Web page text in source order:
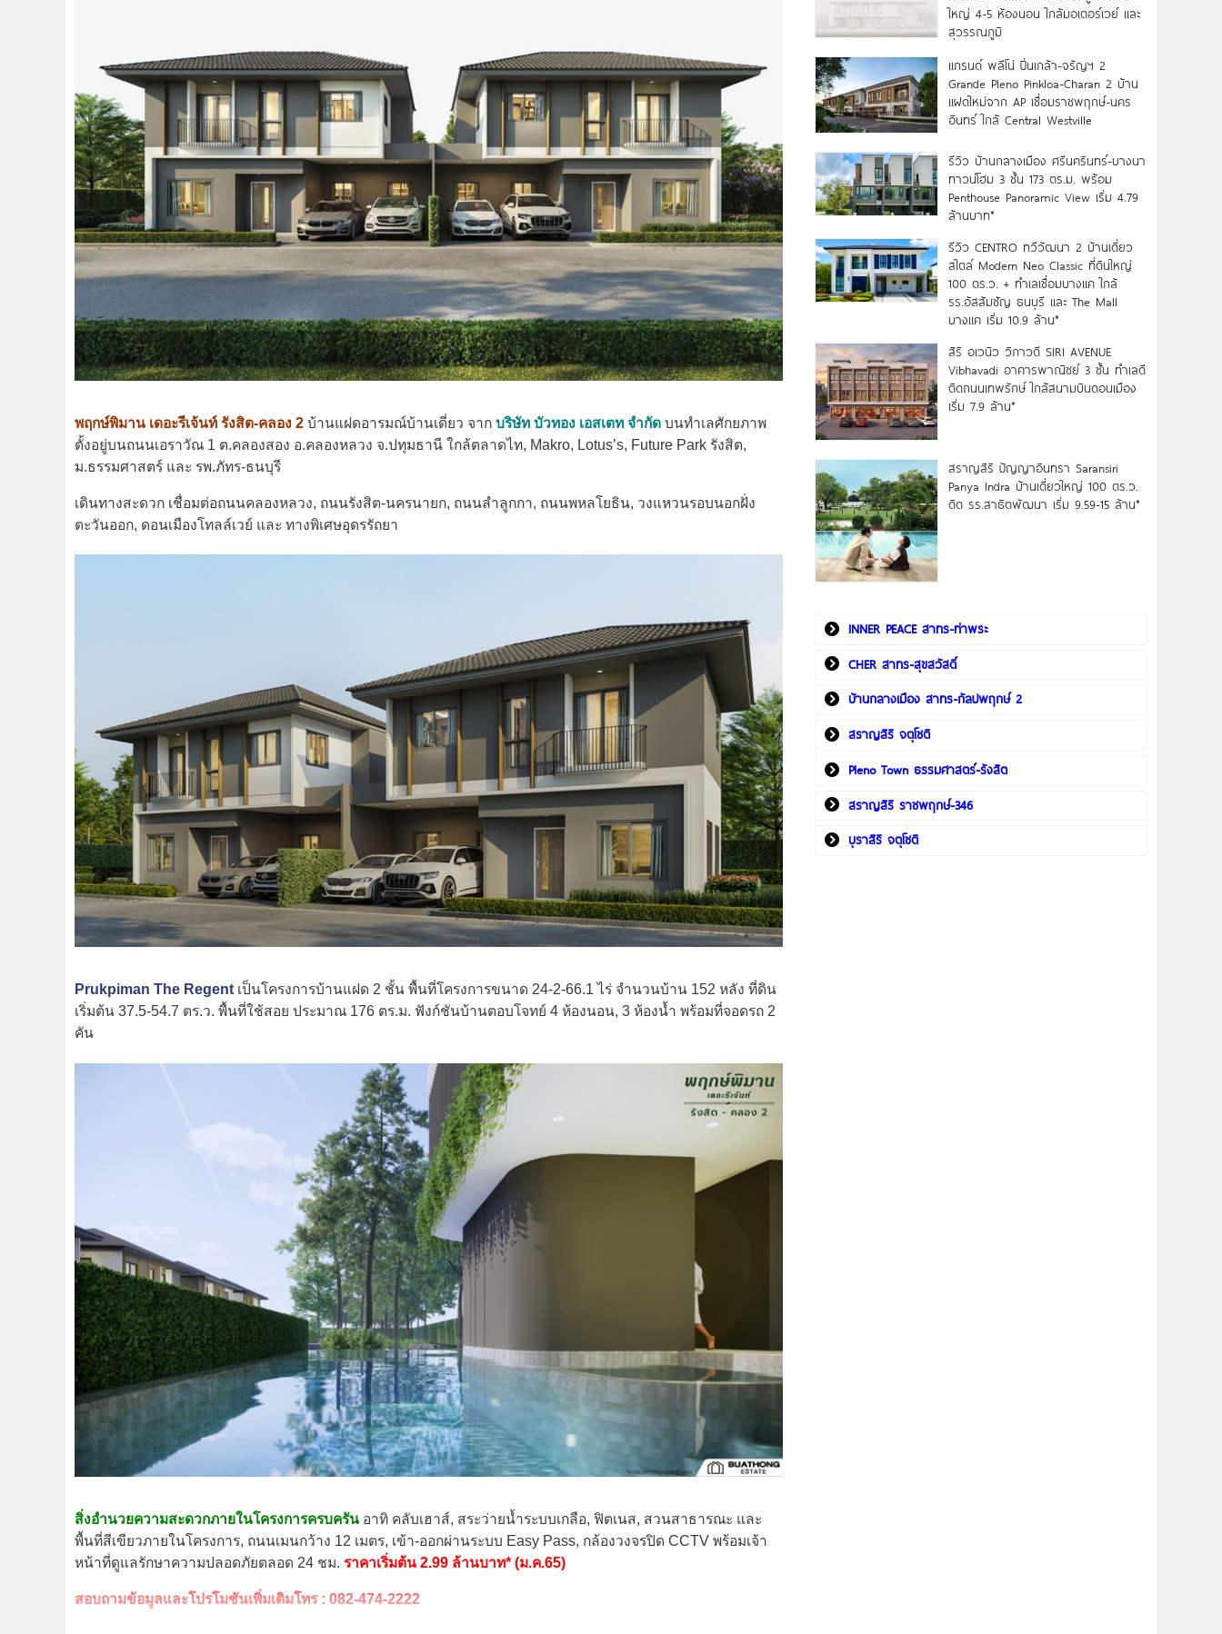
พฤกษ์พิมาน เดอะรีเจ้นท์ รังสิต-คลอง 2 บ้านแฝดอารมณ์บ้านเดี่ยว จาก บริษัท บัวทอง เอสเตท จำกัด บนทำเลศักยภาพ
ตั้งอยู่บนถนนเอราวัณ 1 ต.คลองสอง อ.คลองหลวง จ.ปทุมธานี ใกล้ตลาดไท, Makro, Lotus’s, Future Park รังสิต,
ม.ธรรมศาสตร์ และ รพ.ภัทร-ธนบุรี
เดินทางสะดวก เชื่อมต่อถนนคลองหลวง, ถนนรังสิต-นครนายก, ถนนลำลูกกา, ถนนพหลโยธิน, วงแหวนรอบนอกฝั่ง
ตะวันออก, ดอนเมืองโทลล์เวย์ และ ทางพิเศษอุดรรัถยา
Prukpiman The Regent เป็นโครงการบ้านแฝด 2 ชั้น พื้นที่โครงการขนาด 24-2-66.1 ไร่ จำนวนบ้าน 152 หลัง ที่ดิน
เริ่มต้น 37.5-54.7 ตร.ว. พื้นที่ใช้สอย ประมาณ 176 ตร.ม. ฟังก์ชันบ้านตอบโจทย์ 4 ห้องนอน, 3 ห้องน้ำ พร้อมที่จอดรถ 2
คัน
สิ่งอำนวยความสะดวกภายในโครงการครบครัน อาทิ คลับเฮาส์, สระว่ายน้ำระบบเกลือ, ฟิตเนส, สวนสาธารณะ และ
พื้นที่สีเขียวภายในโครงการ, ถนนเมนกว้าง 12 เมตร, เข้า-ออกผ่านระบบ Easy Pass, กล้องวงจรปิด CCTV พร้อมเจ้า
หน้าที่ดูแลรักษาความปลอดภัยตลอด 24 ชม. ราคาเริ่มต้น 2.99 ล้านบาท* (ม.ค.65)
สอบถามข้อมูลและโปรโมชันเพิ่มเติมโทร : 082-474-2222
ใหญ่ 4-5 ห้องนอน ใกล้มอเตอร์เวย์ และ
สุวรรณภูมิ
แกรนด์ พลีโน่ ปิ่นเกล้า-จรัญฯ 2
Grande Pleno Pinkloa-Charan 2 บ้าน
แฝดใหม่จาก AP เชื่อมราชพฤกษ์-นคร
อินทร์ ใกล้ Central Westville
รีวิว บ้านกลางเมือง ศรีนครินทร์-บางนา
ทาวน์โฮม 3 ชั้น 173 ตร.ม. พร้อม
Penthouse Panoramic View เริ่ม 4.79
ล้านบาท*
รีวิว CENTRO ทวีวัฒนา 2 บ้านเดี่ยว
สไตล์ Modern Neo Classic ที่ดินใหญ่
100 ตร.ว. + ทำเลเชื่อมบางแค ใกล้
รร.อัสสัมชัญ ธนบุรี และ The Mall
บางแค เริ่ม 10.9 ล้าน*
สิริ อเวนิว วิภาวดี SIRI AVENUE
Vibhavadi อาคารพาณิชย์ 3 ชั้น ทำเลดี
ติดถนนเทพรักษ์ ใกล้สนามบินดอนเมือง
เริ่ม 7.9 ล้าน*
สราญสิริ ปัญญาอินทรา Saransiri
Panya Indra บ้านเดี่ยวใหญ่ 100 ตร.ว.
ดิด รร.สาธิตพัฒนา เริ่ม 9.59-15 ล้าน*
INNER PEACE สาทร-ท่าพระ
CHER สาทร-สุขสวัสดิ์
บ้านกลางเมือง สาทร-กัลปพฤกษ์ 2
สราญสิริ จตุโชติ
Pleno Town ธรรมศาสตร์-รังสิต
สราญสิริ ราชพฤกษ์-346
บุราสิริ จตุโชติ